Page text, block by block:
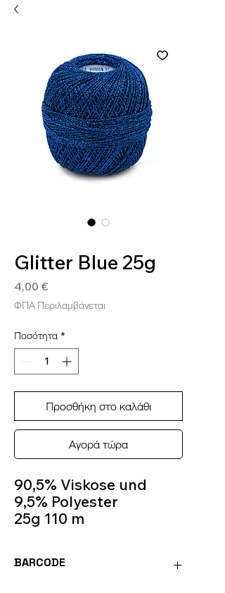
Glitter Blue 25g
4,00 €
ΦΠΑ Περιλαμβάνεται
Ποσότητα *
Προσθήκη στο καλάθι
Αγορά τώρα
90,5% Viskose und
9,5% Polyester
25g 110 m
Colour 8205
BARCODE